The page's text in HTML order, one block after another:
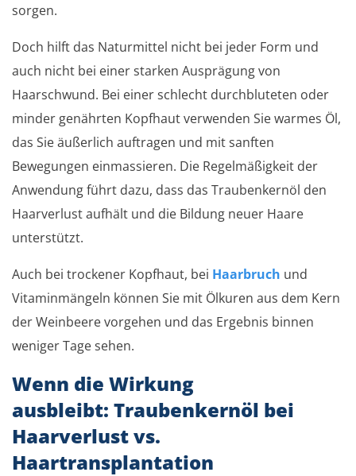
sorgen.
Doch hilft das Naturmittel nicht bei jeder Form und
auch nicht bei einer starken Ausprägung von
Haarschwund. Bei einer schlecht durchbluteten oder
minder genährten Kopfhaut verwenden Sie warmes Öl,
das Sie äußerlich auftragen und mit sanften
Bewegungen einmassieren. Die Regelmäßigkeit der
Anwendung führt dazu, dass das Traubenkernöl den
Haarverlust aufhält und die Bildung neuer Haare
unterstützt.
Auch bei trockener Kopfhaut, bei Haarbruch und
Vitaminmängeln können Sie mit Ölkuren aus dem Kern
der Weinbeere vorgehen und das Ergebnis binnen
weniger Tage sehen.
Wenn die Wirkung
ausbleibt: Traubenkernöl bei
Haarverlust vs.
Haartransplantation